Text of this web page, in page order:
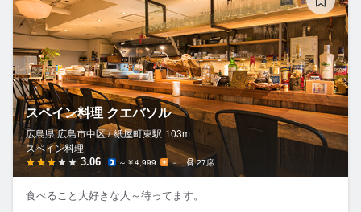
スペイン料理 クエバソル
広島県 広島市中区 / 紙屋町東駅 103m
スペイン料理
3.06 ～￥4,999 － 27席
食べること大好きな人～待ってます。